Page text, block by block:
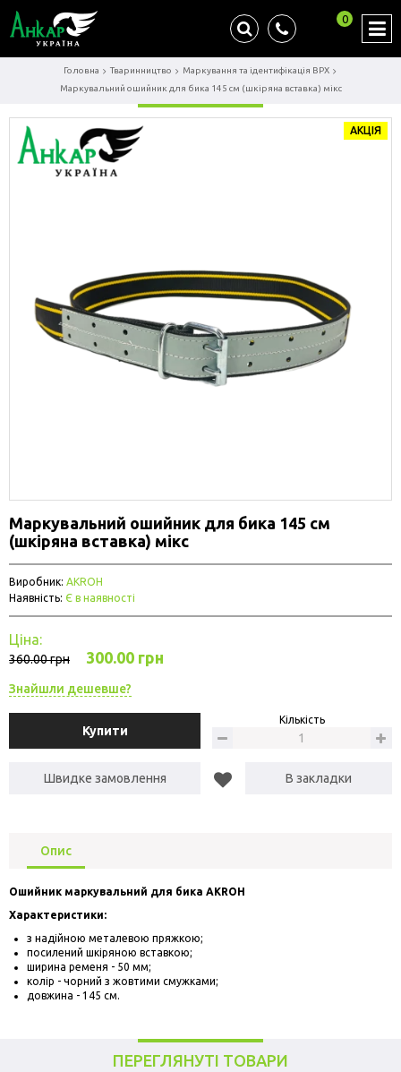
0
Головна Тваринництво
Маркування та ідентифікація ВРХ
Маркувальний ошийник для бика 145 см (шкіряна вставка) мікс
АКЦІЯ
Маркувальний ошийник для бика 145 см
(шкіряна вставка) мікс
Виробник: AKROH
Наявність: Є в наявності
Ціна:
360.00 грн 300.00 грн
Знайшли дешевше?
Купити
Кількість
Швидке замовлення В закладки
Опис
Ошийник маркувальний для бика AKROH
Характеристики:
з надійною металевою пряжкою;
посилений шкіряною вставкою;
ширина ременя - 50 мм;
колір - чорний з жовтими смужками;
довжина - 145 см.
ПЕРЕГЛЯНУТІ ТОВАРИ